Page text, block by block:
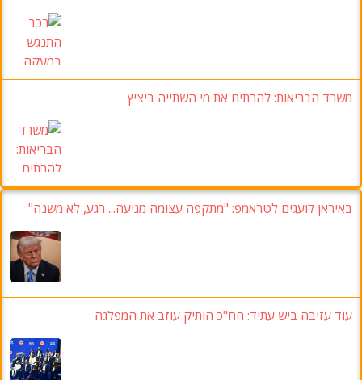
משרד הבריאות:להרתיח את מי השתייה ביציץ
באיראן לועגים לטראמפ: "מתקפה עצומה מגיעה... רגע, לא משנה"
עוד עזיבה ביש עתיד: הח"כ הותיק עוזב את המפלגה